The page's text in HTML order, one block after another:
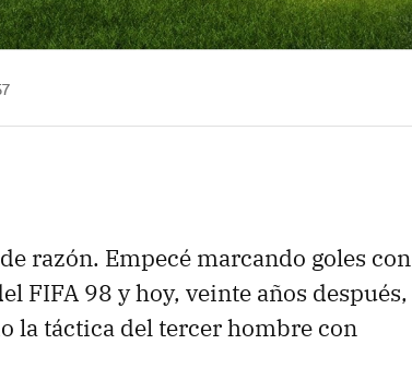
razón. Empecé marcando goles con
FIFA 98 y hoy, veinte años después,
la táctica del tercer hombre con